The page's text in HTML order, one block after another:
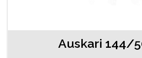
Auskari 144/